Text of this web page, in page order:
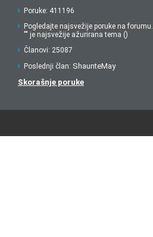
Poruke: 411196
Pogledajte najsvežije poruke na forumu.
"" je najsvežije ažurirana tema ()
Članovi: 25087
Poslednji član: ShaunteMay
Skorašnje poruke